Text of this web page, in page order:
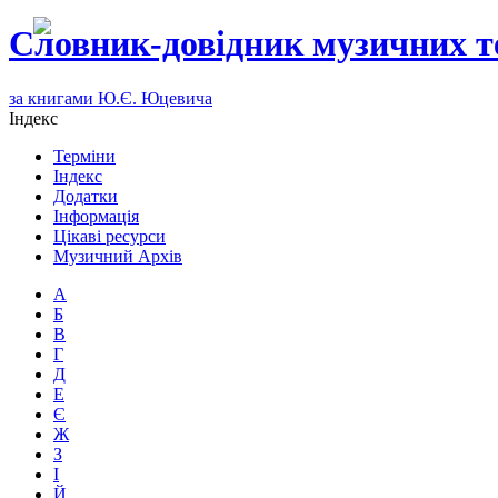
Словник-довідник музичних
за книгами Ю.Є. Юцевича
Індекс
Терміни
Індекс
Додатки
Інформація
Цікаві ресурси
Музичний Архів
А
Б
В
Г
Д
Е
Є
Ж
З
І
Й